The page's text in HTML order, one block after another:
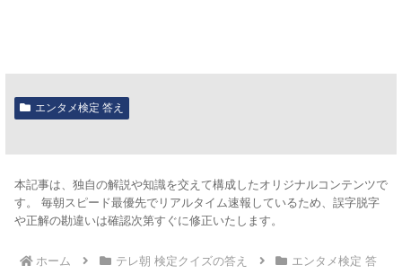
エンタメ検定 答え
本記事は、独自の解説や知識を交えて構成したオリジナルコンテンツで
す。 毎朝スピード最優先でリアルタイム速報しているため、誤字脱字
や正解の勘違いは確認次第すぐに修正いたします。
ホーム テレ朝 検定クイズの答え
エンタメ検定 答